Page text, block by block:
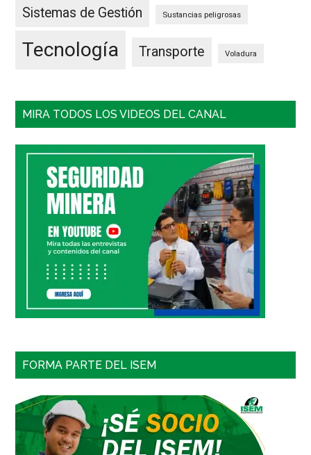
Sistemas de Gestión Sustancias peligrosas
Tecnología Transporte Voladura
MIRA TODOS LOS VIDEOS DEL CANAL
FORMA PARTE DEL ISEM